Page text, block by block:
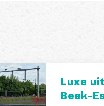
Luxe
Beek-